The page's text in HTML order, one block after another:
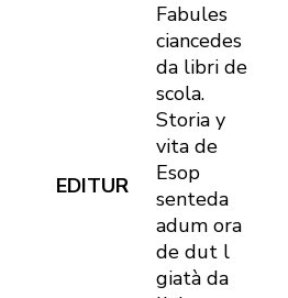
EDITUR
Fabules
ciancedes
da libri de
scola.
Storia y
vita de
Esop
senteda
adum ora
de dut l
giatà da